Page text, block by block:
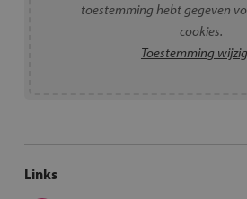
toestemming hebt gegeven
cookies.
Toestemming
Links